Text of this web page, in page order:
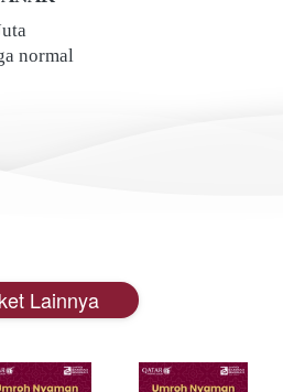
normal
Lainnya